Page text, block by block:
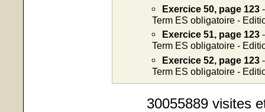
Exercice 50, page 123
Term ES obligatoire -
Exercice 51, page 123
Term ES obligatoire -
Exercice 52, page 123
Term ES obligatoire -
30055889 visites